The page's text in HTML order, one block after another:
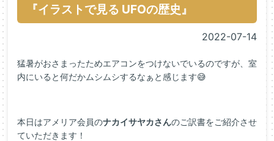
『イラストで見る UFOの歴史』
2022-07-14
猛暑がおさまったためエアコンをつけないでいるのですが、室
内にいると何だかムシムシするなぁと感じます😅
本日はアメリア会員のナカイサヤカさんのご訳書をご紹介させ
ていただきます！